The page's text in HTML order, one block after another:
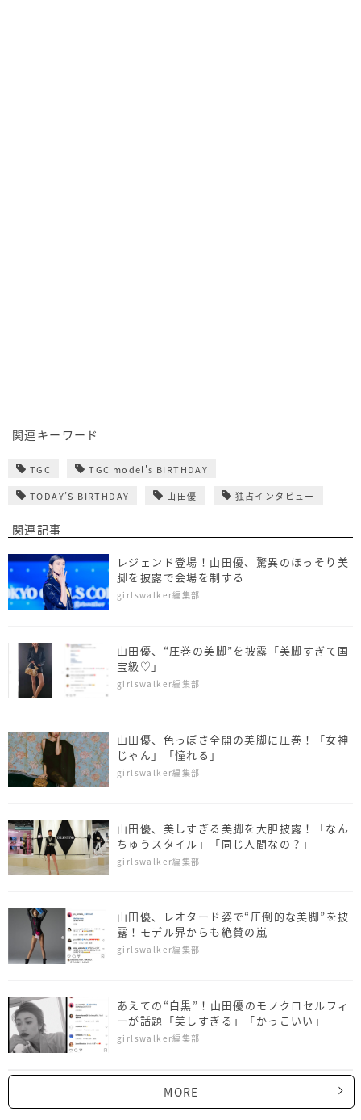
関連キーワード
TGC TGC model's BIRTHDAY
TODAY’S BIRTHDAY 山田優 独占インタビュー
関連記事
レジェンド登場！山田優、驚異のほっそり美
脚を披露で会場を制する
girlswalker編集部
山田優、“圧巻の美脚”を披露「美脚すぎて国
宝級♡」
girlswalker編集部
山田優、色っぽさ全開の美脚に圧巻！「女神
じゃん」「憧れる」
girlswalker編集部
山田優、美しすぎる美脚を大胆披露！「なん
ちゅうスタイル」「同じ人間なの？」
girlswalker編集部
山田優、レオタード姿で“圧倒的な美脚”を披
露！モデル界からも絶賛の嵐
girlswalker編集部
あえての“白黒”！山田優のモノクロセルフィ
ーが話題「美しすぎる」「かっこいい」
girlswalker編集部
MORE